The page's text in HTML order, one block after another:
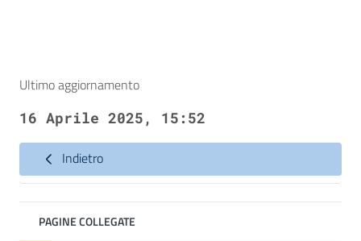
Indietro
PAGINE COLLEGATE
Ultimo aggiornamento
16 Aprile 2025, 15:52